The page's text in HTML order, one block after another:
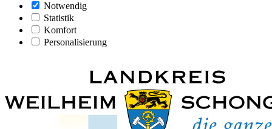
Notwendig
Statistik
Komfort
Personalisierung